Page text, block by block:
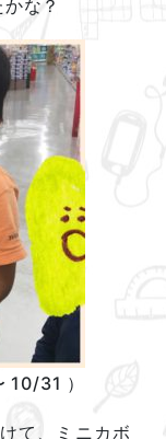
な？
31 ）
て、ミニカボ